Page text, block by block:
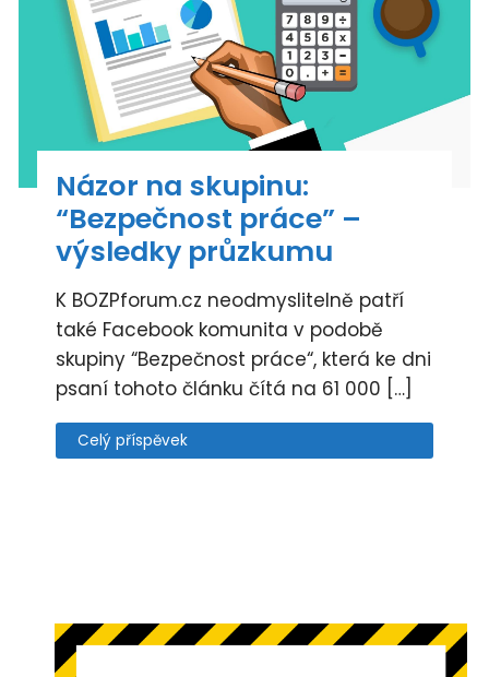
Názor na skupinu:
“Bezpečnost práce” –
výsledky průzkumu
K BOZPforum.cz neodmyslitelně patří
také Facebook komunita v podobě
skupiny “Bezpečnost práce“, která ke dni
psaní tohoto článku čítá na 61 000 […]
Celý příspěvek